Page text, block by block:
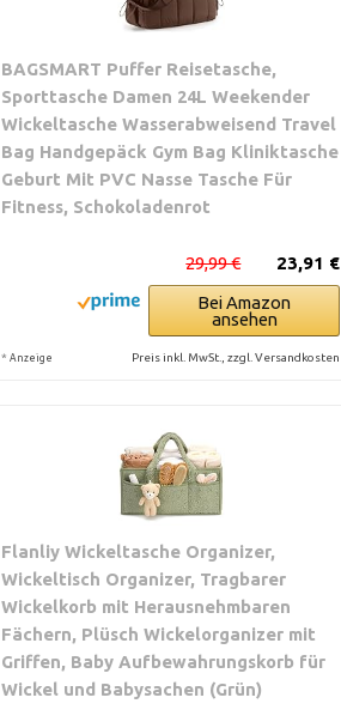
BAGSMART Puffer Reisetasche,
Sporttasche Damen 24L Weekender
Wickeltasche Wasserabweisend Travel
Bag Handgepäck Gym Bag Kliniktasche
Geburt Mit PVC Nasse Tasche Für
Fitness, Schokoladenrot
23,91 €
29,99 €
Bei Amazon
ansehen
* Anzeige Preis inkl. MwSt., zzgl. Versandkosten
Flanliy Wickeltasche Organizer,
Wickeltisch Organizer, Tragbarer
Wickelkorb mit Herausnehmbaren
Fächern, Plüsch Wickelorganizer mit
Griffen, Baby Aufbewahrungskorb für
Wickel und Babysachen (Grün)